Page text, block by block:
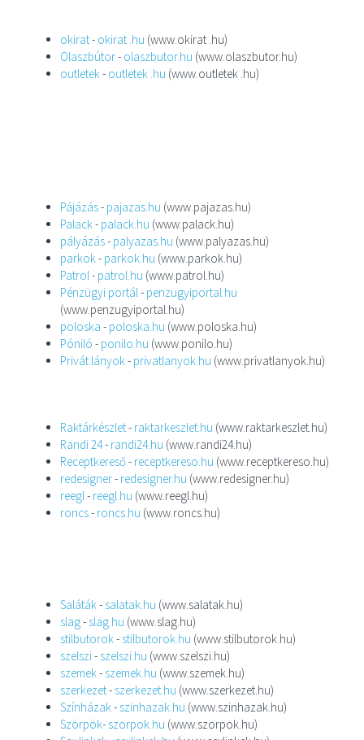
okirat- okirat .hu (www.okirat .hu)
Olaszbútor- olaszbutor.hu (www.olaszbutor.hu)
outletek- outletek .hu (www.outletek .hu)
Pájázás- pajazas.hu (www.pajazas.hu)
Palack- palack.hu (www.palack.hu)
pályázás- palyazas.hu (www.palyazas.hu)
parkok- parkok.hu (www.parkok.hu)
Patrol- patrol.hu (www.patrol.hu)
Pénzügyi portál- penzugyiportal.hu
(www.penzugyiportal.hu)
poloska - poloska.hu (www.poloska.hu)
Póniló - ponilo.hu (www.ponilo.hu)
Privát lányok- privatlanyok.hu (www.privatlanyok.hu)
Raktárkészlet- raktarkeszlet.hu (www.raktarkeszlet.hu)
Randi 24- randi24.hu (www.randi24.hu)
Receptkereső- receptkereso.hu (www.receptkereso.hu)
redesigner- redesigner.hu (www.redesigner.hu)
reegl- reegl.hu (www.reegl.hu)
roncs- roncs.hu (www.roncs.hu)
Saláták- salatak.hu (www.salatak.hu)
slag- slag.hu (www.slag.hu)
stilbutorok- stilbutorok.hu (www.stilbutorok.hu)
szelszi- szelszi.hu (www.szelszi.hu)
szemek- szemek.hu (www.szemek.hu)
szerkezet- szerkezet.hu (www.szerkezet.hu)
Színházak- szinhazak.hu (www.szinhazak.hu)
Szörpök- szorpok.hu (www.szorpok.hu)